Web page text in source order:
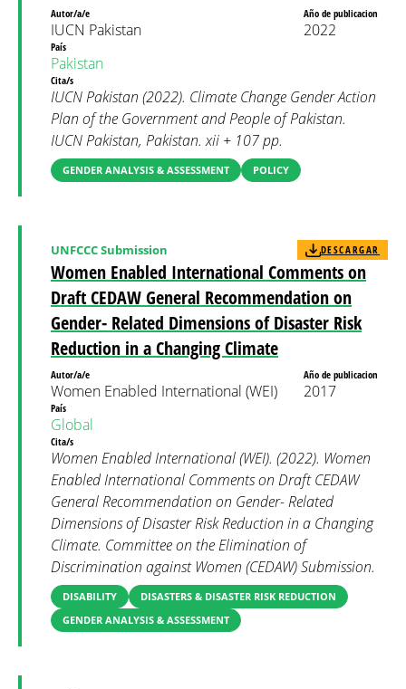
Autor/a/e
IUCN Pakistan
Año de publicacion
2022
País
Pakistan
Cita/s
IUCN Pakistan (2022). Climate Change Gender Action
Plan of the Government and People of Pakistan.
IUCN Pakistan, Pakistan. xii + 107 pp.
GENDER ANALYSIS & ASSESSMENT POLICY
Women Enabled International Comments on
Draft CEDAW General Recommendation on
Gender- Related Dimensions of Disaster Risk
Reduction in a Changing Climate
UNFCCC Submission DESCARGAR
Autor/a/e
Women Enabled International (WEI)
Año de publicacion
2017
País
Global
Cita/s
Women Enabled International (WEI). (2022). Women
Enabled International Comments on Draft CEDAW
General Recommendation on Gender- Related
Dimensions of Disaster Risk Reduction in a Changing
Climate. Committee on the Elimination of
Discrimination against Women (CEDAW) Submission.
DISABILITY
DISASTERS & DISASTER RISK REDUCTION
GENDER ANALYSIS & ASSESSMENT